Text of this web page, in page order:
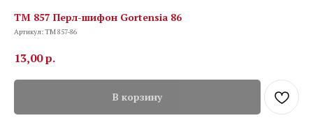
TM 857 Перл-шифон Gortensia 86
Артикул:TM 857-86
13,00р.
В корзину